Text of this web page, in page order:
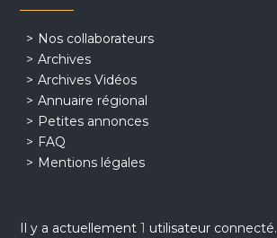
Nos collaborateurs
Archives
Archives Vidéos
Annuaire régional
Petites annonces
FAQ
Mentions légales
Il y a actuellement1 utilisateur connecté.